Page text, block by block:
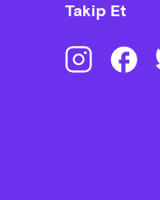
Takip Et